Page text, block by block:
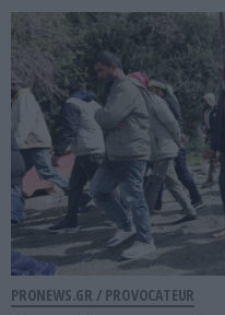
PRONEWS.GR / PROVOCATEUR